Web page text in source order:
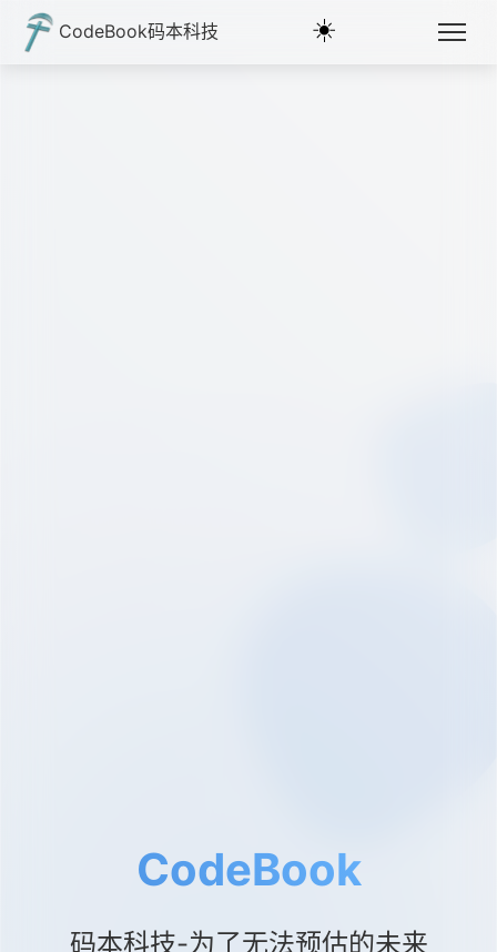
CodeBook码本科技 ☀️
CodeBook
码本科技-为了无法预估的未来